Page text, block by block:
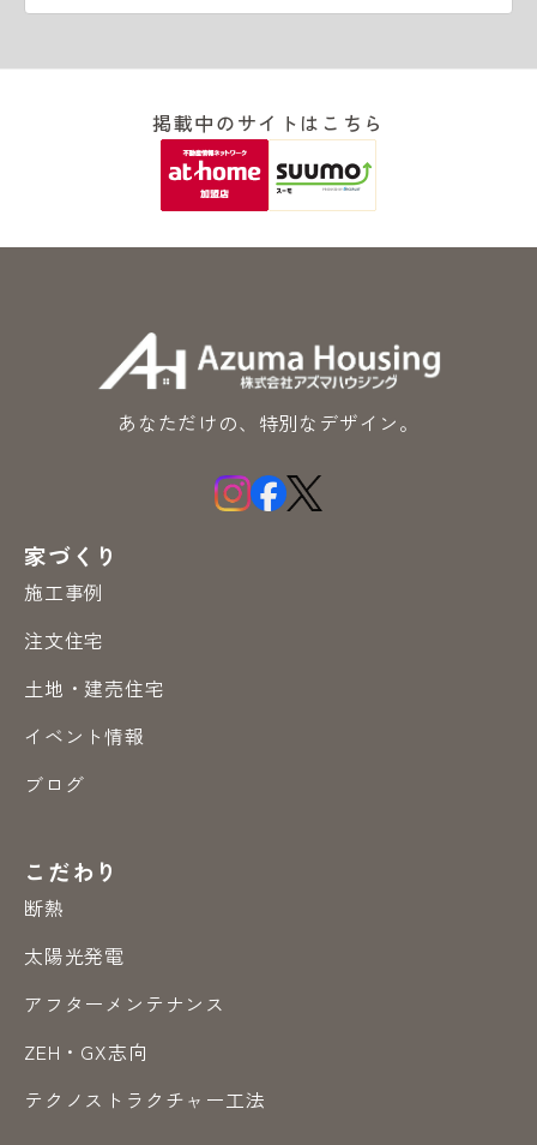
掲載中のサイトはこちら
あなただけの、特別なデザイン。
家づくり
施工事例
注文住宅
土地・建売住宅
イベント情報
ブログ
こだわり
断熱
太陽光発電
アフターメンテナンス
ZEH・GX志向
テクノストラクチャー工法